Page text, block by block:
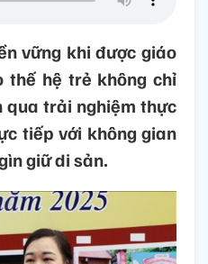
vững khi được giáo
thế hệ trẻ không chỉ
qua trải nghiệm thực
tiếp với không gian
giữ di sản.